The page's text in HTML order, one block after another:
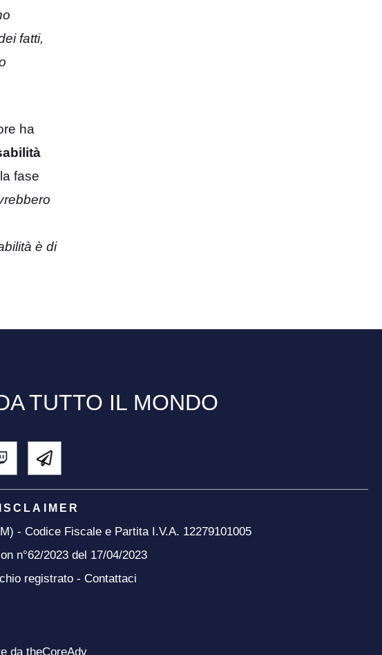
fatti,
ha
fase
è di
TUTTO IL MONDO
- Codice Fiscale e Partita I.V.A. 12279101005
n°62/2023 del 17/04/2023
registrato - Contattaci
da theCoreAdv